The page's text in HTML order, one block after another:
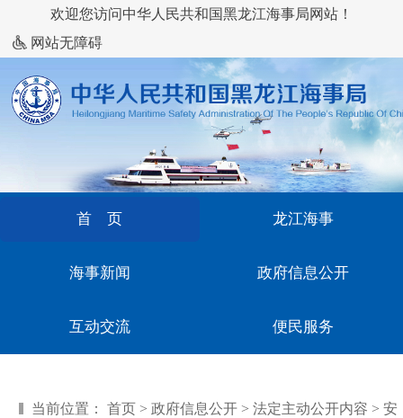
欢迎您访问中华人民共和国黑龙江海事局网站！
网站无障碍
首 页 龙江海事
海事新闻 政府信息公开
互动交流 便民服务
当前位置： 首页 > 政府信息公开 > 法定主动公开内容 > 安